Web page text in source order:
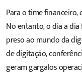
Para o time
No entanto, o dia a
preso ao mundo da
de digitação,
geram gargalos